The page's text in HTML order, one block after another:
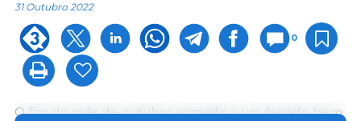
31 Outubro 2022
0
O fim do mês de outubro somado a um feriado bem